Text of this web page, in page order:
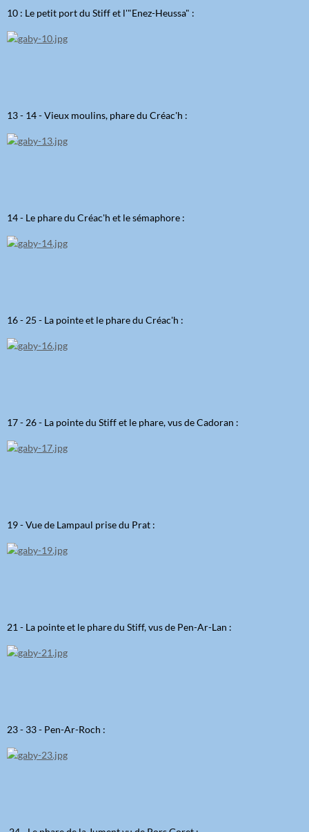
10 : Le petit port du Stiff et l'"Enez-Heussa" :
13 - 14 - Vieux moulins, phare du Créac'h :
14 - Le phare du Créac'h et le sémaphore :
16 - 25 - La pointe et le phare du Créac'h :
17 - 26 - La pointe du Stiff et le phare, vus de Cadoran :
19 - Vue de Lampaul prise du Prat :
21 - La pointe et le phare du Stiff, vus de Pen-Ar-Lan :
23 - 33 - Pen-Ar-Roch :